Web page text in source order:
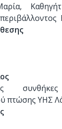
πτώσης ΥΗΣ